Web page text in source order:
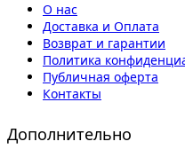
О нас
Доставка и Оплата
Возврат и гарантии
Политика
Публичная оферта
Контакты
Дополнительно